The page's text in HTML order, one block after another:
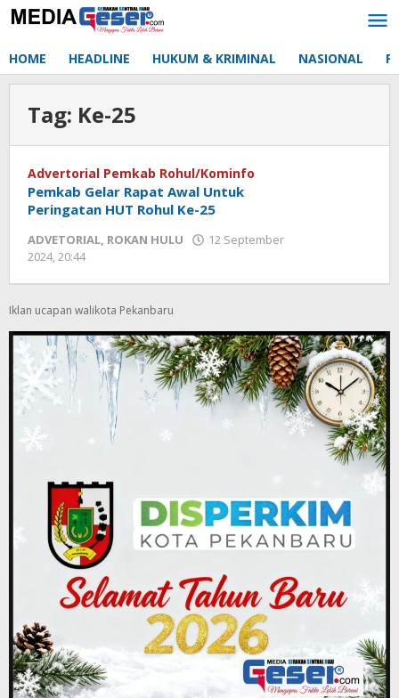
Lewati
ke
HOME HEADLINE HUKUM & KRIMINAL NASIONAL
Tag: Ke-25
Advertorial Pemkab Rohul/Kominfo
Pemkab Gelar Rapat Awal Untuk
Peringatan HUT Rohul Ke-25
ADVETORIAL, ROKAN HULU
12 September
2024, 20:44
Iklan ucapan walikota Pekanbaru